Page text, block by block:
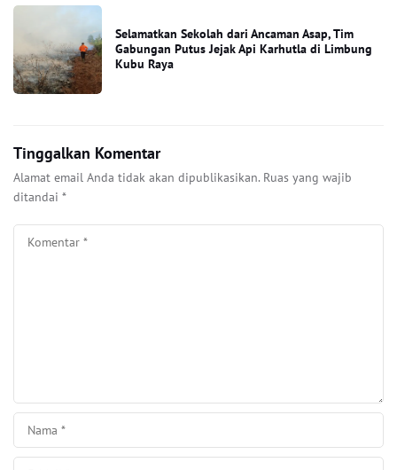
Selamatkan Sekolah dari Ancaman Asap, Tim
Gabungan Putus Jejak Api Karhutla di Limbung
Kubu Raya
Tinggalkan Komentar
Alamat email Anda tidak akan dipublikasikan. Ruas yang wajib
ditandai *